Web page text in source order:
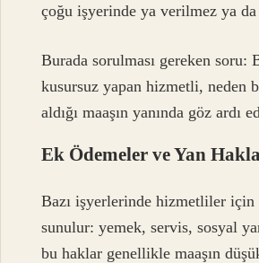
çoğu işyerinde ya verilmez ya
Burada sorulması gereken soru:
kusursuz yapan hizmetli, neden
aldığı maaşın yanında göz ardı
Ek Ödemeler ve Yan
Bazı işyerlerinde hizmetliler için
sunulur: yemek, servis, sosyal
bu haklar genellikle maaşın